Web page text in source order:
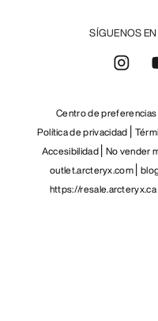
SÍGUENOS
Centro de
Política de privacidad
Accesibilidad No vender
outlet.arcteryx.com
https://resale.arcteryx.ca